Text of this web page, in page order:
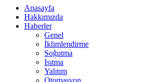
Anasayfa
Hakkımızda
Haberler
Genel
İklimlendirme
Soğutma
Isıtma
Yalıtım
Otomasyon